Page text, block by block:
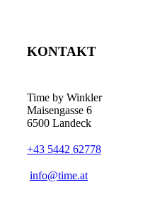
KONTAKT
Time by Winkler
Maisengasse 6
6500 Landeck
+43 5442 62778
­info@time.at